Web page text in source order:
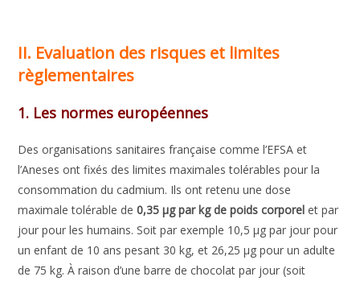
II. Evaluation des risques et limites
règlementaires
1. Les normes européennes
Des organisations sanitaires française comme l’EFSA et
l’Aneses ont fixés des limites maximales tolérables pour la
consommation du cadmium. Ils ont retenu une dose
maximale tolérable de 0,35 μg par kg de poids corporel et par
jour pour les humains. Soit par exemple 10,5 μg par jour pour
un enfant de 10 ans pesant 30 kg, et 26,25 μg pour un adulte
de 75 kg. À raison d’une barre de chocolat par jour (soit